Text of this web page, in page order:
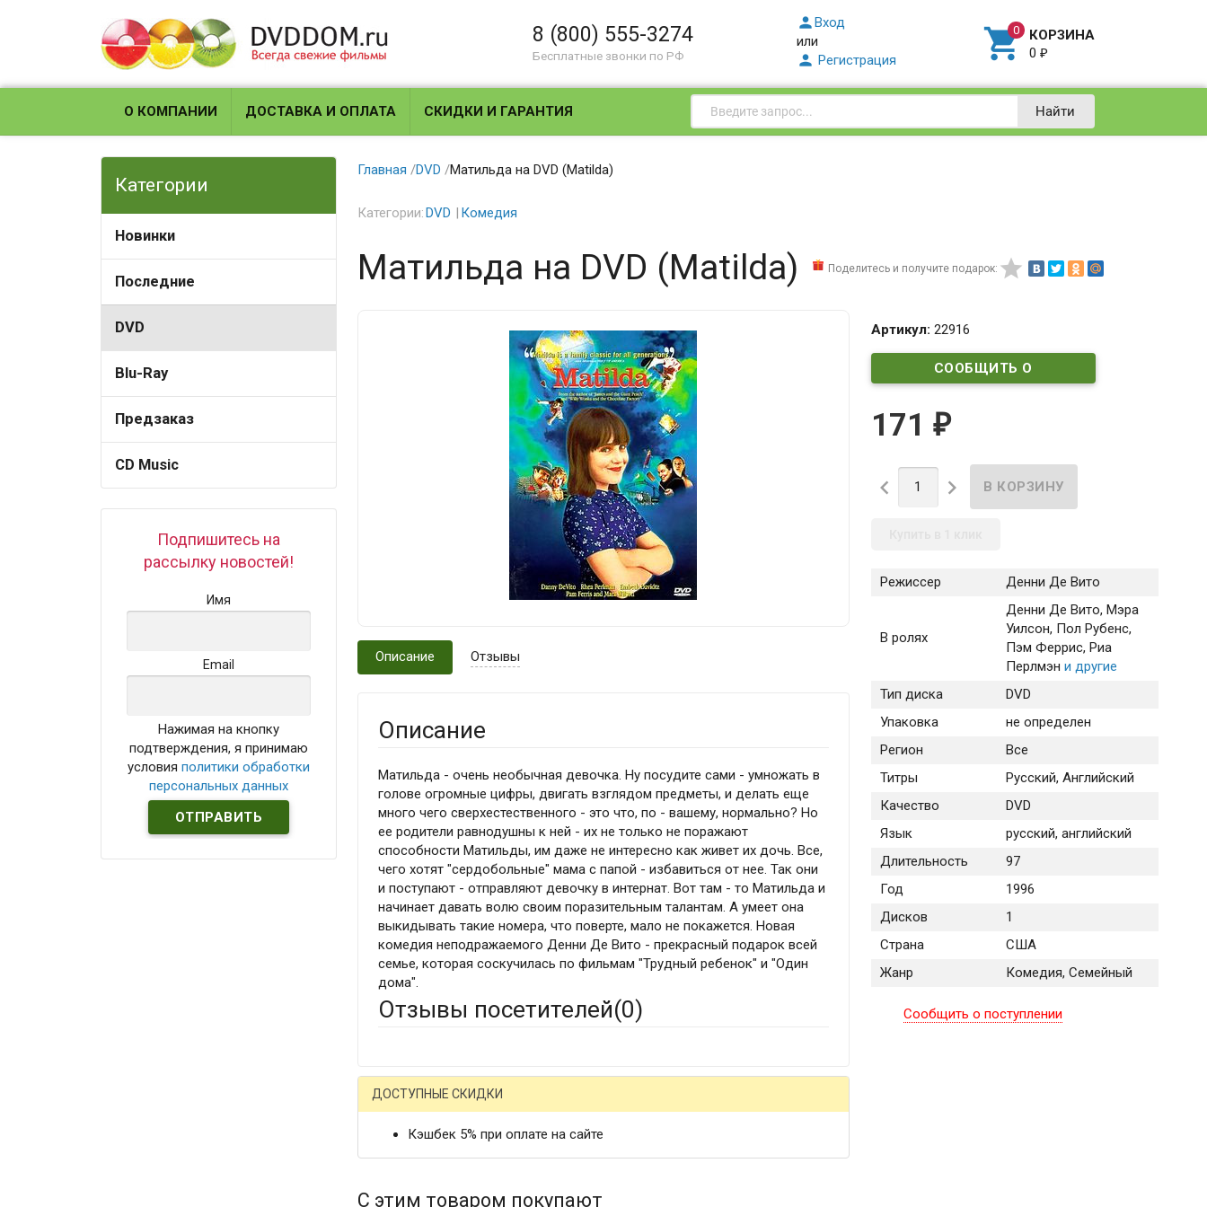
8 (800) 555-3274
Бесплатные звонки по РФ
Вход
или
 Регистрация  КОРЗИНА
0₽
О КОМПАНИИ ДОСТАВКА И ОПЛАТА СКИДКИ И ГАРАНТИЯ Найти
Категории
Новинки
Последние
DVD
Blu-Ray
Предзаказ
CD Music
Подпишитесь на
рассылку новостей!
Имя
Email
Нажимая на кнопку
подтверждения, я принимаю
условияполитики обработки
персональных данных
Главная /DVD /Матильда на DVD (Matilda)
Категории:DVD Комедия
Поделитесь и получите подарок: 
Матильда на DVD (Matilda)
Артикул: 22916
СООБЩИТЬ О
171 ₽
 
Режиссер Денни Де Вито
В ролях
Денни Де Вито, Мэра
Уилсон, Пол Рубенс,
Пэм Феррис, Риа
Перлмэн и другие
Тип диска
DVD
Упаковка
не определен
Регион
Все
Титры
Русский, Английский
Качество
DVD
Язык
русский, английский
Длительность
97
Год
1996
Дисков
1
Страна
США
Жанр
Комедия, Семейный
Сообщить о поступлении
Описание Отзывы
Описание
Матильда - очень необычная девочка. Ну посудите сами - умножать в
голове огромные цифры, двигать взглядом предметы, и делать еще
много чего сверхестественного - это что, по - вашему, нормально? Но
ее родители равнодушны к ней - их не только не поражают
способности Матильды, им даже не интересно как живет их дочь. Все,
чего хотят "сердобольные" мама с папой - избавиться от нее. Так они
и поступают - отправляют девочку в интернат. Вот там - то Матильда и
начинает давать волю своим поразительным талантам. А умеет она
выкидывать такие номера, что поверте, мало не покажется. Новая
комедия неподражаемого Денни Де Вито - прекрасный подарок всей
семье, которая соскучилась по фильмам "Трудный ребенок" и "Один
дома".
Отзывы посетителей(0)
ДОСТУПНЫЕ СКИДКИ
Кэшбек 5% при оплате на сайте
С этим товаром покупают